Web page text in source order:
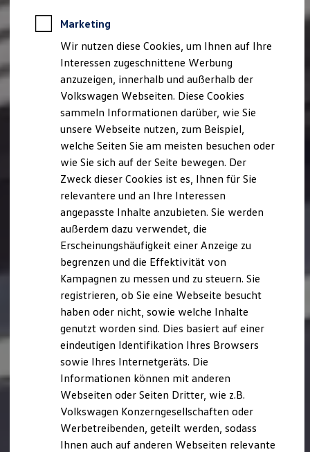
Software, Konnektivität & Apps
California App
VW Connect für Ihren ID. Buzz
VW Connect für Ihren Transporter/Caravelle
VW Connect für Ihren Amarok
VW Connect für andere Modelle
Connect Pro
Fleet Interface Data
Multistop Pathfinder
Übersicht Software Updates
Hilfreiches für Besitzer
Fahrerassistenz- und Sicherheitssysteme
Kontrollleuchten
Kurzfahrprofile und Ölverdünnung
XTL-Dieselkraftstoff
Ersatzteile und Betriebsflüssigkeiten
Original Zubehör und Lifestyle Produkte
myVolkswagen
myVolkswagen Business
Elektrisch & Autonom
Elektro - & Hybridfahrzeuge
Unser Ansatz
Klimafreundlicher Strom
Reichweite & Ladelösungen
Reichweitensimulator
Ladezeitensimulator
Ladelösungen für Privatkunden
Ladelösungen für Gewerbekunden
Wallbox und Ladekabel
Förderung & Kosten der Elektrofahrzeuge
Fördermöglichkeiten für Privatkunden
Fördermöglichkeiten für Gewerbekunden
Marketing
Wir nutzen diese Cookies, um Ihnen auf Ihre
Interessen zugeschnittene Werbung
anzuzeigen, innerhalb und außerhalb der
Volkswagen Webseiten. Diese Cookies
sammeln Informationen darüber, wie Sie
unsere Webseite nutzen, zum Beispiel,
welche Seiten Sie am meisten besuchen oder
wie Sie sich auf der Seite bewegen. Der
Zweck dieser Cookies ist es, Ihnen für Sie
relevantere und an Ihre Interessen
angepasste Inhalte anzubieten. Sie werden
außerdem dazu verwendet, die
Erscheinungshäufigkeit einer Anzeige zu
begrenzen und die Effektivität von
Kampagnen zu messen und zu steuern. Sie
registrieren, ob Sie eine Webseite besucht
haben oder nicht, sowie welche Inhalte
genutzt worden sind. Dies basiert auf einer
eindeutigen Identifikation Ihres Browsers
sowie Ihres Internetgeräts. Die
Informationen können mit anderen
Webseiten oder Seiten Dritter, wie z.B.
Volkswagen Konzerngesellschaften oder
Werbetreibenden, geteilt werden, sodass
Ihnen auch auf anderen Webseiten relevante